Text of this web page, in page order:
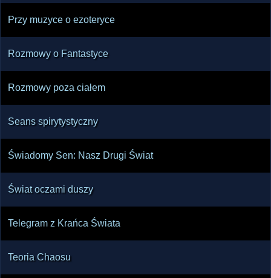
Przy muzyce o ezoteryce
Rozmowy o Fantastyce
Rozmowy poza ciałem
Seans spirytystyczny
Świadomy Sen: Nasz Drugi Świat
Świat oczami duszy
Telegram z Krańca Świata
Teoria Chaosu